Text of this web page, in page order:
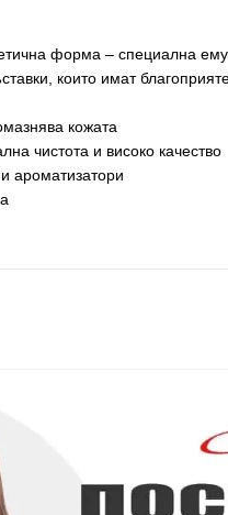
форма – специална
които имат
кожата
чистота и високо качество
ароматизатори